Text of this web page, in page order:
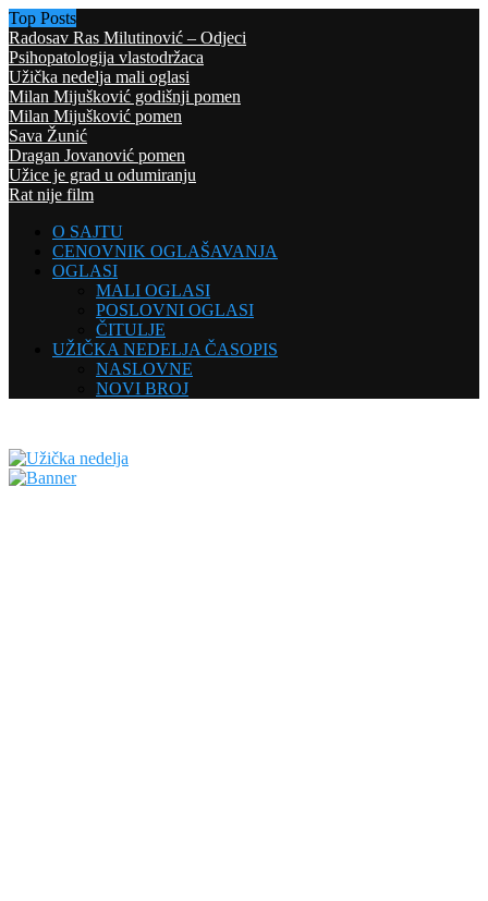
Top Posts
Radosav Ras Milutinović – Odjeci
Psihopatologija vlastodržaca
Užička nedelja mali oglasi
Milan Mijušković godišnji pomen
Milan Mijušković pomen
Sava Žunić
Dragan Jovanović pomen
Užice je grad u odumiranju
Rat nije film
O SAJTU
CENOVNIK OGLAŠAVANJA
OGLASI
MALI OGLASI
POSLOVNI OGLASI
ČITULJE
UŽIČKA NEDELJA ČASOPIS
NASLOVNE
NOVI BROJ